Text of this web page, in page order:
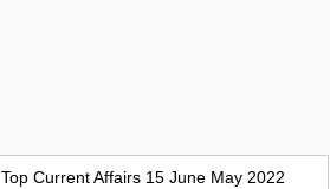
Top Current Affairs 15 June May 2022